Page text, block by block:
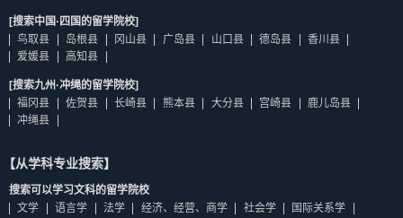
[搜索中国·四国的留学院校]
鸟取县
岛根县 冈山县 广岛县 山口县 德岛县
香川县
爱媛县
高知县
[搜索九州·冲绳的留学院校]
福冈县
佐贺县 长崎县 熊本县 大分县 宫崎县
鹿儿岛县
冲绳县
【从学科专业搜索】
搜索可以学习文科的留学院校
文学
语言学 法学 经济、经营、商学 社会学 国际关系学